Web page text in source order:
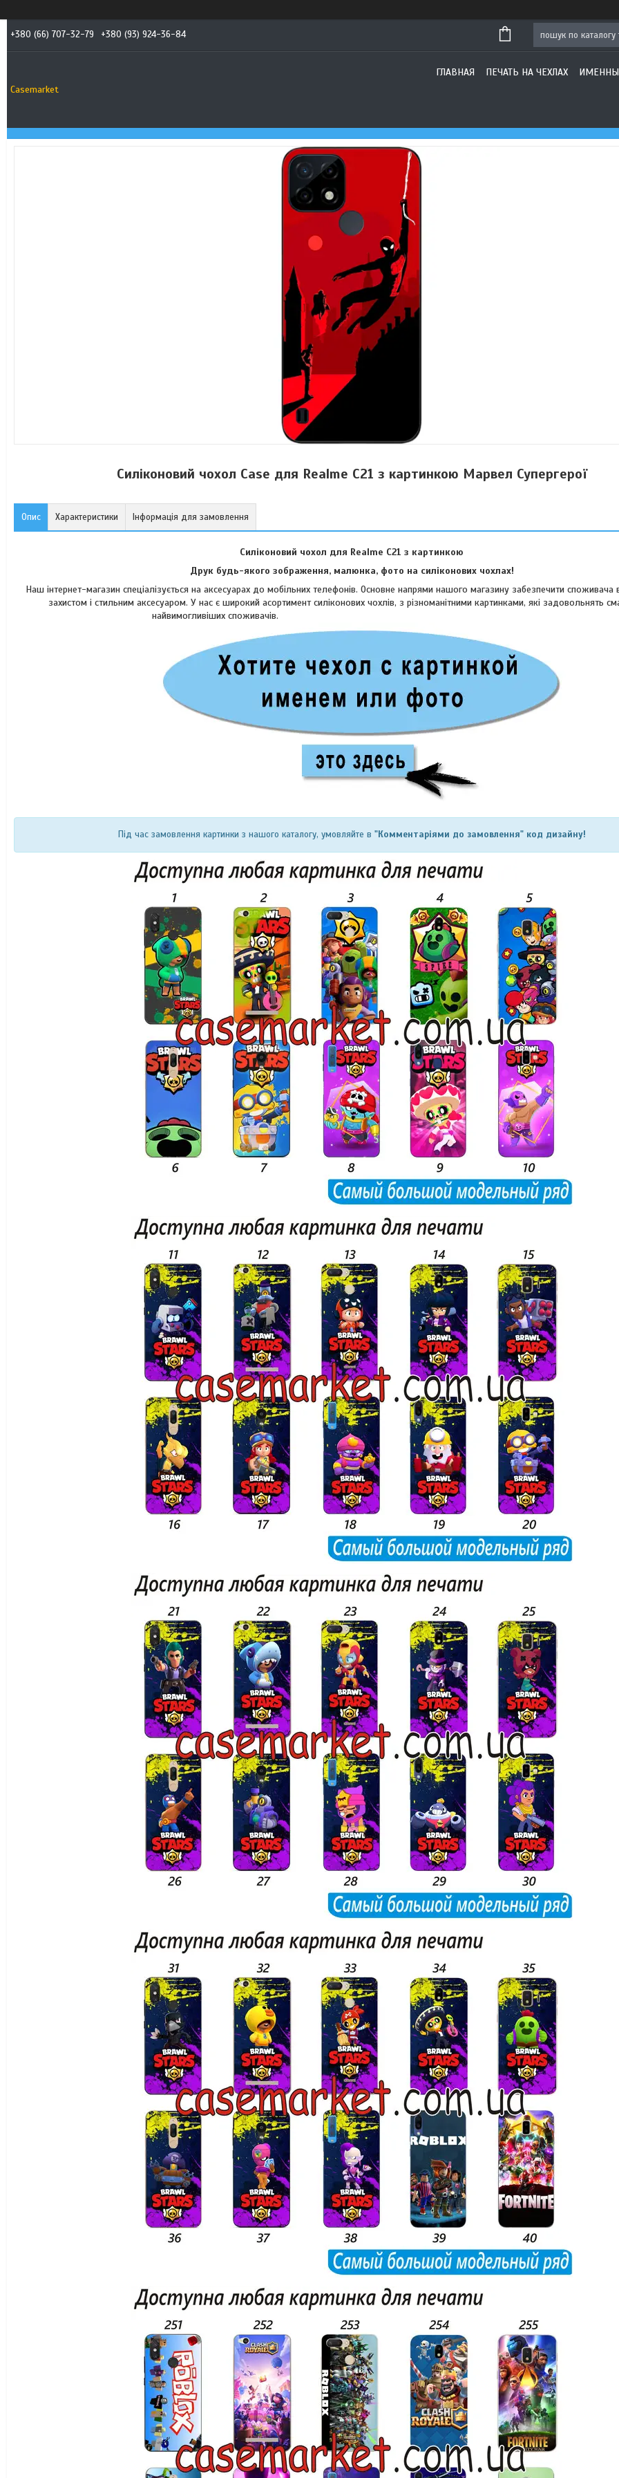
+380 (66) 707-32-79 +380 (93) 924-36-84
Casemarket
ГЛАВНАЯ ПЕЧАТЬ НА ЧЕХЛАХ
Силіконовий чохол Case для Realme C21 з картинкою Марвел Супергерої
Опис Характеристики Інформація для замовлення
Силіконовий чохол для Realme C21 з картинкою
Друк будь-якого зображення, малюнка, фото на силіконових чохлах!
Наш інтернет-магазин спеціалізується на аксесуарах до мобільних телефонів. Основне напрями нашого магазину забезпечити споживача
захистом і стильним аксесуаром. У нас є широкий асортимент силіконових чохлів, з різноманітними картинками, які задовольнять
найвимогливіших споживачів.
Під час замовлення картинки з нашого каталогу, умовляйте в "Комментаріями до замовлення" код дизайну!